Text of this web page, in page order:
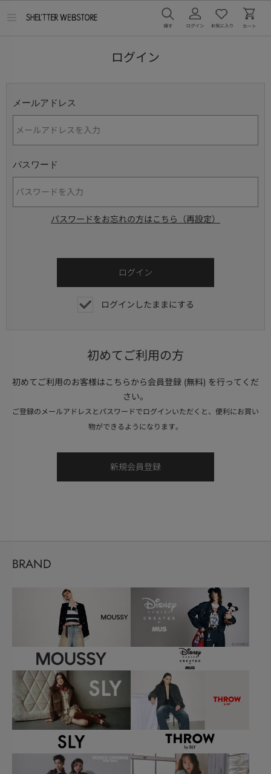
ログイン
メールアドレス
パスワード
パスワードをお忘れの方はこちら（再設定）
ログインしたままにする
初めてご利用の方
初めてご利用のお客様はこちらから会員登録 (無料) を行ってくだ
さい。
ご登録のメールアドレスとパスワードでログインいただくと、便利にお買い
物ができるようになります。
BRAND